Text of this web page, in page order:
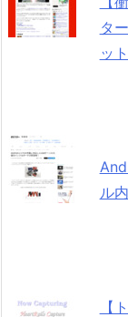
タ
ッ
ル
【